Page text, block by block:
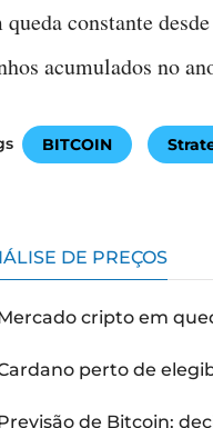
queda constante
acumulados no
BITCOIN
DE PREÇOS
cripto em
perto de
de Bitcoin: